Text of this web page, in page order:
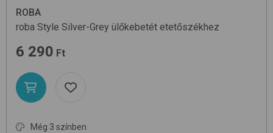
ROBA
roba Style Silver-Grey ülőkebetét etetőszékhez
6 290 Ft
Még 3 színben